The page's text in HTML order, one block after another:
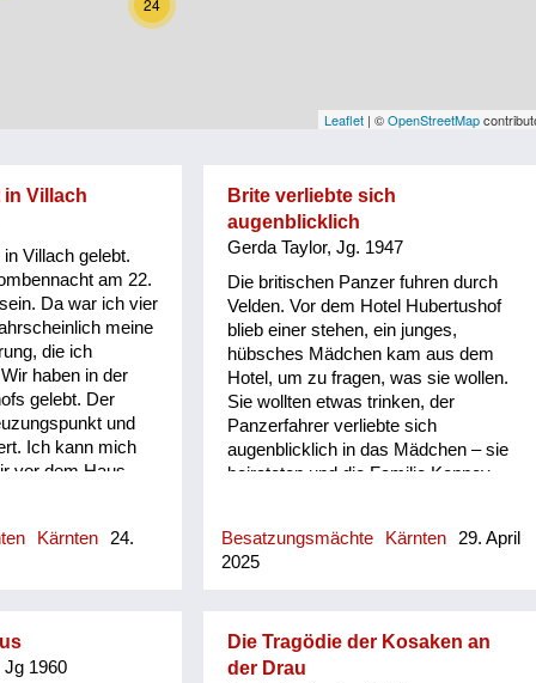
24
Leaflet | ©OpenStreetMap
in Villach
Villach gelebt.
am 22.
Da war ich vier
meine
die ich
haben in der
gelebt. Der
und
Ich kann mich
vor dem Haus
kann mich gut
keine
die Flugzeuge
um zu schauen,
Kärnten
24.
Brite verliebte sich
augenblicklich
Gerda Taylor, Jg. 1947
Die britischen Panzer fuhren durch
Velden. Vor dem Hotel Hubertushof
blieb einer stehen, ein junges,
hübsches Mädchen kam aus dem
Hotel, um zu fragen, was sie wollen.
Sie wollten etwas trinken, der
Panzerfahrer verliebte sich
augenblicklich in das Mädchen – sie
heirateten und die Familie Kenney
Besatzungsmächte Kärnten
29. April
2025
Jg 1960
Die Tragödie der Kosaken an
der Drau